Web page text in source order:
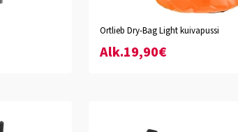
musta
oranssi
1.5L
3L
Ortlieb Dry-Bag Light kuivapussi
Alk.19,90€